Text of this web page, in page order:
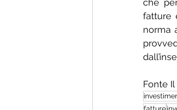
che
fatture
norma
Fonte Il